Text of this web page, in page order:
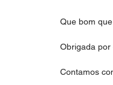
Que bom
Obrigada por
Contamos